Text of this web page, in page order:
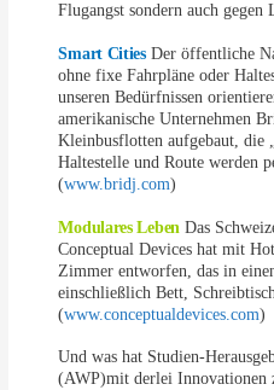
Flugangst sondern auch gegen
Smart Cities Der öffentliche
ohne fixe Fahrpläne oder
unseren Bedürfnissen
amerikanische Unternehmen
Kleinbusflotten aufgebaut, die
Haltestelle und Route werden
(www.bridj.com)
Modulares Leben Das
Conceptual Devices hat mit
Zimmer entworfen, das in
einschließlich Bett,
(www.conceptualdevices.com)
Und was hat Studien-
(AWP)mit derlei Innovationen